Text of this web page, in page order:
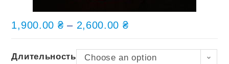
1,900.00 ₴ – 2,600.00 ₴
Длительность Choose an option